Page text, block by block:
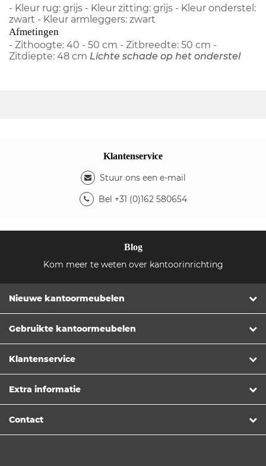
- Kleur rug: grijs - Kleur zitting: grijs - Kleur onderstel:
zwart - Kleur armleggers: zwart
Afmetingen
- Zithoogte: 40 - 50 cm - Zitbreedte: 50 cm -
Zitdiepte: 48 cm Lichte schade op het onderstel
Klantenservice
Stuur ons een e-mail
Bel +31 (0)162 580654
Blog
Kom meer te weten over kantoorinrichting
Nieuwe kantoormeubelen
Gebruikte kantoormeubelen
Klantenservice
Extra informatie
Contact